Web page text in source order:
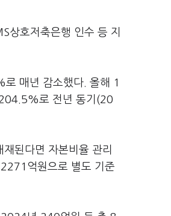
상호저축은행 인수 등 지
매년 감소했다. 올해 1
로 전년 동기(20
된다면 자본비율 관리
억원으로 별도 기준